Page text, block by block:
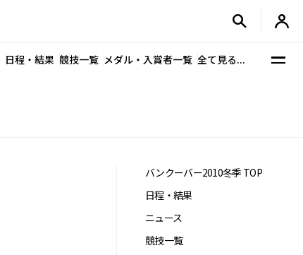
日程・結果 競技一覧 メダル・入賞者一覧 全て見る...
バンクーバー2010冬季 TOP
日程・結果
ニュース
競技一覧